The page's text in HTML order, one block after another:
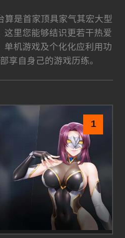
算是首家顶具家气其宏大型
这里您能够结识更若干热爱
单机游戏及个化化应利用功
享自身己的游戏历练。
1